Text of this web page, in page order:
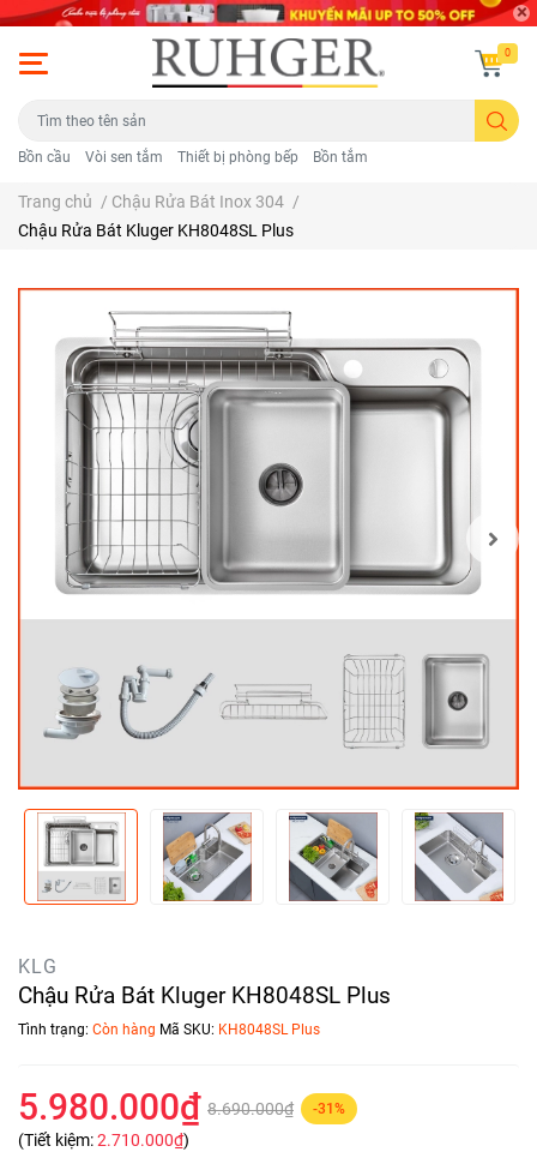
Bồn cầu Vòi sen tắm Thiết bị phòng bếp Bồn tắm
0
Trang chủ / Chậu Rửa Bát Inox 304 /
Chậu Rửa Bát Kluger KH8048SL Plus
KLG
Chậu Rửa Bát Kluger KH8048SL Plus
Tình trạng: Còn hàng Mã SKU: KH8048SL Plus
5.980.000₫ 8.690.000₫ -31%
(Tiết kiệm:2.710.000₫)